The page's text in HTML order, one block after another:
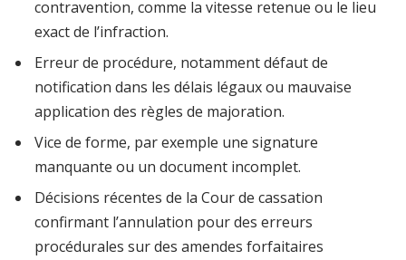
contravention, comme la vitesse retenue ou le lieu
exact de l’infraction.
Erreur de procédure, notamment défaut de
notification dans les délais légaux ou mauvaise
application des règles de majoration.
Vice de forme, par exemple une signature
manquante ou un document incomplet.
Décisions récentes de la Cour de cassation
confirmant l’annulation pour des erreurs
procédurales sur des amendes forfaitaires